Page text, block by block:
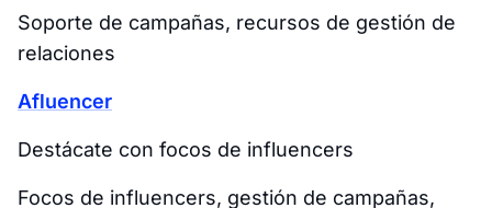
Soporte de campañas, recursos de gestión de
relaciones
Afluencer
Destácate con focos de influencers
Focos de influencers, gestión de campañas,